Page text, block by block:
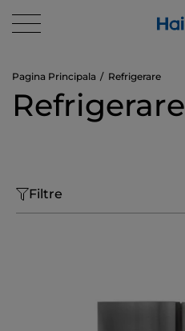
Pagina Principala Refrigerare
Refrigerare
Filtre